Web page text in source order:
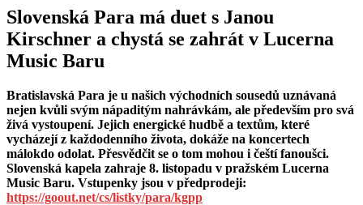
Slovenská Para má duet s Janou
Kirschner a chystá se zahrát v Lucerna
Music Baru
Bratislavská Para je u našich východních sousedů uznávaná
nejen kvůli svým nápaditým nahrávkám, ale především pro svá
živá vystoupení. Jejich energické hudbě a textům, které
vycházejí z každodenního života, dokáže na koncertech
málokdo odolat. Přesvědčit se o tom mohou i čeští fanoušci.
Slovenská kapela zahraje 8. listopadu v pražském Lucerna
Music Baru. Vstupenky jsou v předprodeji:
https://goout.net/cs/listky/para/kgpp